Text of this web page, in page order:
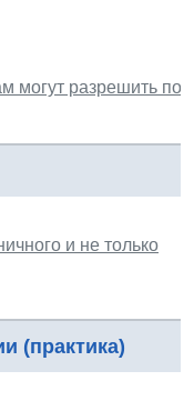
могут разрешить
и не только
(практика)